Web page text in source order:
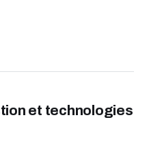
et technologies